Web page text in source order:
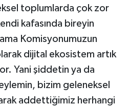
toplumlarda çok zor
kafasında bireyin
Komisyonumuzun
dijital ekosistem artık
Yani şiddetin ya da
bizim geleneksel
addettiğimiz herhangi